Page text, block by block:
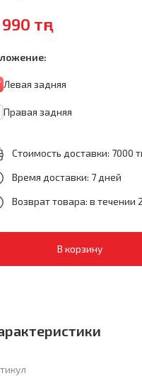
тңг
Левая задняя
Правая задняя
Стоимость доставки: 7000
Время доставки: 7 дней
Возврат товара: в течении